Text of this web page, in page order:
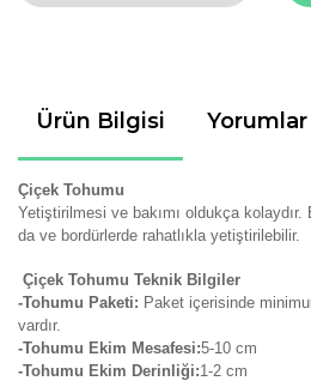
Ürün Bilgisi
Çiçek Tohumu
Yetiştirilmesi ve bakımı oldukça kolaydır.
da ve bordürlerde rahatlıkla yetiştirilebilir.
Çiçek Tohumu Teknik Bilgiler
-Tohumu Paketi: Paket içerisinde
vardır.
-Tohumu Ekim Mesafesi:5-10 cm
-Tohumu Ekim Derinliği:1-2 cm